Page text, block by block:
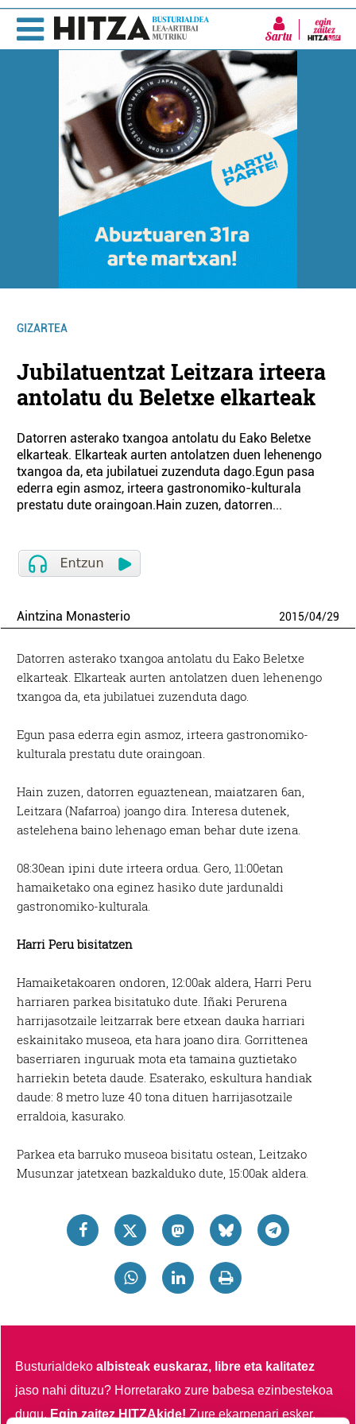
Sartu
GIZARTEA
Jubilatuentzat Leitzara irteera
antolatu du Beletxe elkarteak
Datorren asterako txangoa antolatu du Eako Beletxe
elkarteak. Elkarteak aurten antolatzen duen lehenengo
txangoa da, eta jubilatuei zuzenduta dago.Egun pasa
ederra egin asmoz, irteera gastronomiko-kulturala
prestatu dute oraingoan.Hain zuzen, datorren...
Aintzina Monasterio 2015/04/29
Datorren asterako txangoa antolatu du Eako Beletxe
elkarteak. Elkarteak aurten antolatzen duen lehenengo
txangoa da, eta jubilatuei zuzenduta dago.
Egun pasa ederra egin asmoz, irteera gastronomiko-
kulturala prestatu dute oraingoan.
Hain zuzen, datorren eguaztenean, maiatzaren 6an,
Leitzara (Nafarroa) joango dira. Interesa dutenek,
astelehena baino lehenago eman behar dute izena.
08:30ean ipini dute irteera ordua. Gero, 11:00etan
hamaiketako ona eginez hasiko dute jardunaldi
gastronomiko-kulturala.
Harri Peru bisitatzen
Hamaiketakoaren ondoren, 12:00ak aldera, Harri Peru
harriaren parkea bisitatuko dute. Iñaki Perurena
harrijasotzaile leitzarrak bere etxean dauka harriari
eskainitako museoa, eta hara joano dira. Gorrittenea
baserriaren inguruak mota eta tamaina guztietako
harriekin beteta daude. Esaterako, eskultura handiak
daude: 8 metro luze 40 tona dituen harrijasotzaile
erraldoia, kasurako.
Parkea eta barruko museoa bisitatu ostean, Leitzako
Musunzar jatetxean bazkalduko dute, 15:00ak aldera.
Busturialdekoalbisteak euskaraz, libre eta kalitatez
jaso nahi dituzu? Horretarako zure babesa ezinbestekoa
dugu.Egin zaitez HITZAkide!Zure ekarpenari esker,